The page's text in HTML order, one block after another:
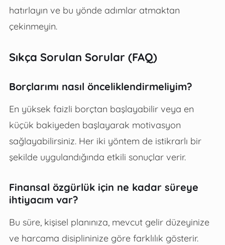
hatırlayın ve bu yönde adımlar atmaktan
çekinmeyin.
Sıkça Sorulan Sorular (FAQ)
Borçlarımı nasıl önceliklendirmeliyim?
En yüksek faizli borçtan başlayabilir veya en
küçük bakiyeden başlayarak motivasyon
sağlayabilirsiniz. Her iki yöntem de istikrarlı bir
şekilde uygulandığında etkili sonuçlar verir.
Finansal özgürlük için ne kadar süreye
ihtiyacım var?
Bu süre, kişisel planınıza, mevcut gelir düzeyinize
ve harcama disiplininize göre farklılık gösterir.